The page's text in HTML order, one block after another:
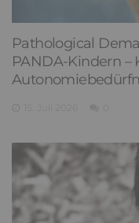
Pathological
PANDA-Kindern